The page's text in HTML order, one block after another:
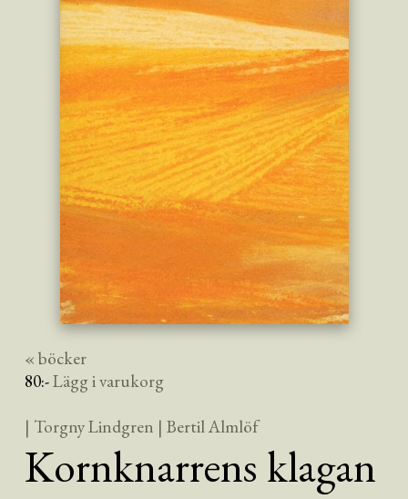
« böcker
80:-Lägg i varukorg
| Torgny Lindgren | Bertil Almlöf
Kornknarrens klagan